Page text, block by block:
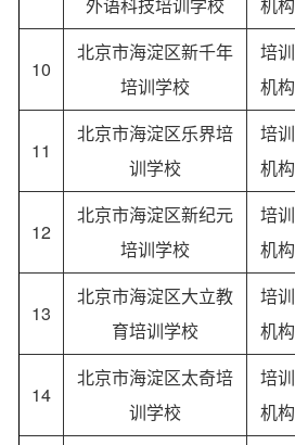
外语科技培训学校 机构
10
北京市海淀区新千年
培训学校
培训
机构
11
北京市海淀区乐界培
训学校
培训
机构
12
北京市海淀区新纪元
培训学校
培训
机构
13
北京市海淀区大立教
育培训学校
培训
机构
14
北京市海淀区太奇培
训学校
培训
机构